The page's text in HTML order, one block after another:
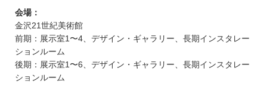
会場：
金沢21世紀美術館
前期：展示室1〜4、デザイン・ギャラリー、長期インスタレー
ションルーム
後期：展示室1〜6、デザイン・ギャラリー、長期インスタレー
ションルーム